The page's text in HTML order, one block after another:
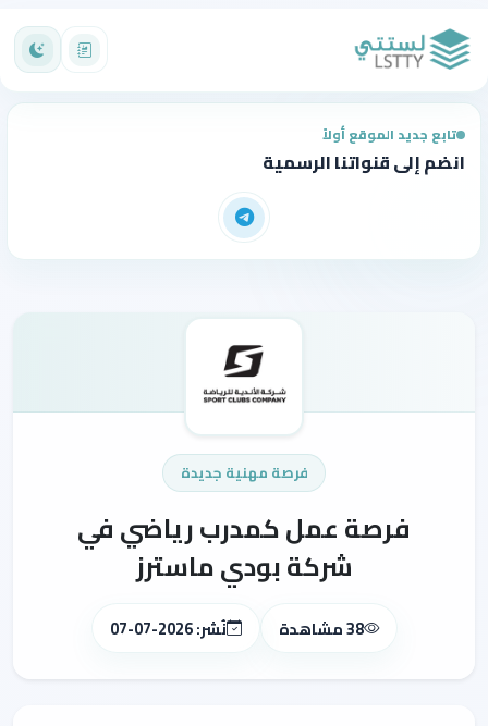
تابع جديد الموقع أولاً
انضم إلى قنواتنا الرسمية
فرصة مهنية جديدة
فرصة عمل كمدرب رياضي في
شركة بودي ماسترز
38 مشاهدة نُشر: 2026-07-07